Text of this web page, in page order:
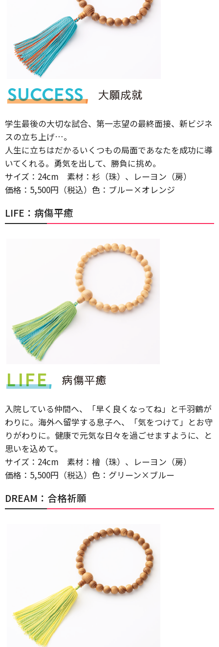
学生最後の大切な試合、第一志望の最終面接、新ビジネ
スの立ち上げ…。
人生に立ちはだかるいくつもの局面であなたを成功に導
いてくれる。勇気を出して、勝負に挑め。
サイズ：24cm 素材：杉（珠）、レーヨン（房）
価格：5,500円（税込）色：ブルー×オレンジ
LIFE：病傷平癒
入院している仲間へ、「早く良くなってね」と千羽鶴が
わりに。海外へ留学する息子へ、「気をつけて」とお守
りがわりに。健康で元気な日々を過ごせますように、と
思いを込めて。
サイズ：24cm 素材：檜（珠）、レーヨン（房）
価格：5,500円（税込）色：グリーン×ブルー
DREAM：合格祈願